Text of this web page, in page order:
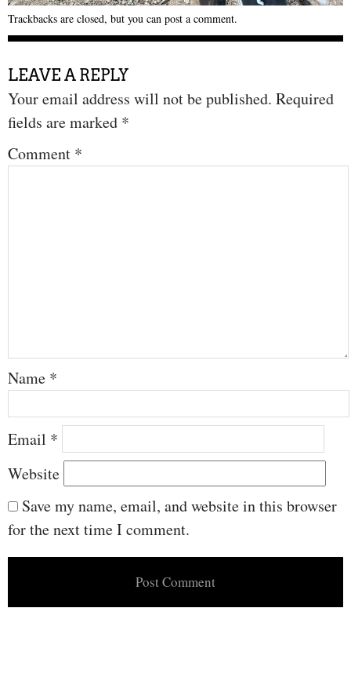
Trackbacks are closed, but you can post a comment.
LEAVE A REPLY
Your email address will not be published. Required
fields are marked *
Comment *
Name *
Email *
Website
Save my name, email, and website in this browser
for the next time I comment.